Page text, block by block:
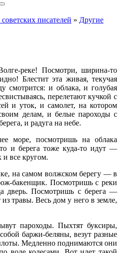
писателей » Другие
реке! Посмотри, ширина-то
Блестит эта живая, текучая
смотрится: и облака, и голубая
перелетают кучкой с
и уток, и самолет, на котором
делам, и белые пароходы с
и радуга на небе.
море, посмотришь на облака
и берега тоже куда-то идут —
и все кругом.
на самом волжском берегу — в
бакенщик. Посмотришь с реки
дверь. Посмотришь с берега —
травы. Весь дом у него в земле,
пароходы. Пыхтят буксиры,
баржи-беляны, везут разные
Медленно поднимаются они